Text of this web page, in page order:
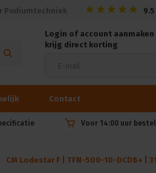
Podiumtechniek 9.5
Login of account aanmaken
krijg direct korting
Contact
Voor 14:00 uur
CM Lodestar F | TFN-500-10-DCD8+ |